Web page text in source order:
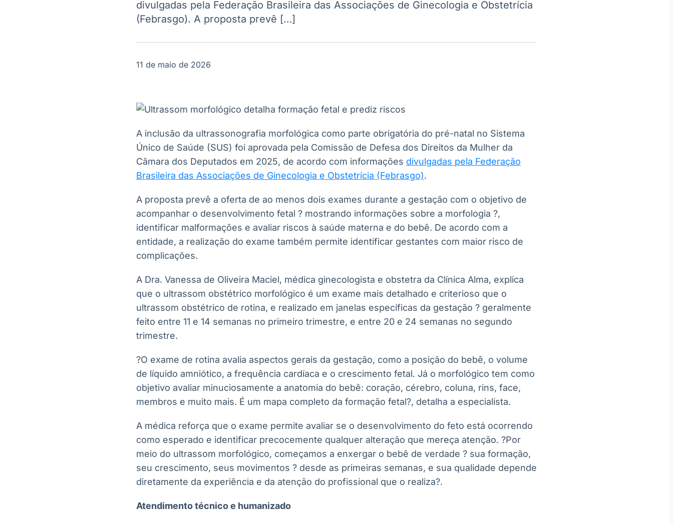
OTC
Plataforma para
negociação de
Datafeed
APIs para
integração de
dados
Ticker
Cotações e
headlines de
Widgets
Componentes
para conteúdos e
Wallboard
Curadoria
inteligente de
notícias e
plataforma para
analisar fundos
no Brasil
divulgadas pela Federação Brasileira das Associações de Ginecologia e Obstetrícia
(Febrasgo). A proposta prevê […]
11 de maio de 2026
A inclusão da ultrassonografia morfológica como parte obrigatória do pré-natal no Sistema
Único de Saúde (SUS) foi aprovada pela Comissão de Defesa dos Direitos da Mulher da
Câmara dos Deputados em 2025, de acordo com informações divulgadas pela Federação
Brasileira das Associações de Ginecologia e Obstetrícia (Febrasgo).
A proposta prevê a oferta de ao menos dois exames durante a gestação com o objetivo de
acompanhar o desenvolvimento fetal ? mostrando informações sobre a morfologia ?,
identificar malformações e avaliar riscos à saúde materna e do bebê. De acordo com a
entidade, a realização do exame também permite identificar gestantes com maior risco de
complicações.
A Dra. Vanessa de Oliveira Maciel, médica ginecologista e obstetra da Clínica Alma, explica
que o ultrassom obstétrico morfológico é um exame mais detalhado e criterioso que o
ultrassom obstétrico de rotina, e realizado em janelas específicas da gestação ? geralmente
feito entre 11 e 14 semanas no primeiro trimestre, e entre 20 e 24 semanas no segundo
trimestre.
?O exame de rotina avalia aspectos gerais da gestação, como a posição do bebê, o volume
de líquido amniótico, a frequência cardíaca e o crescimento fetal. Já o morfológico tem como
objetivo avaliar minuciosamente a anatomia do bebê: coração, cérebro, coluna, rins, face,
membros e muito mais. É um mapa completo da formação fetal?, detalha a especialista.
A médica reforça que o exame permite avaliar se o desenvolvimento do feto está ocorrendo
como esperado e identificar precocemente qualquer alteração que mereça atenção. ?Por
meio do ultrassom morfológico, começamos a enxergar o bebê de verdade ? sua formação,
seu crescimento, seus movimentos ? desde as primeiras semanas, e sua qualidade depende
diretamente da experiência e da atenção do profissional que o realiza?.
Atendimento técnico e humanizado